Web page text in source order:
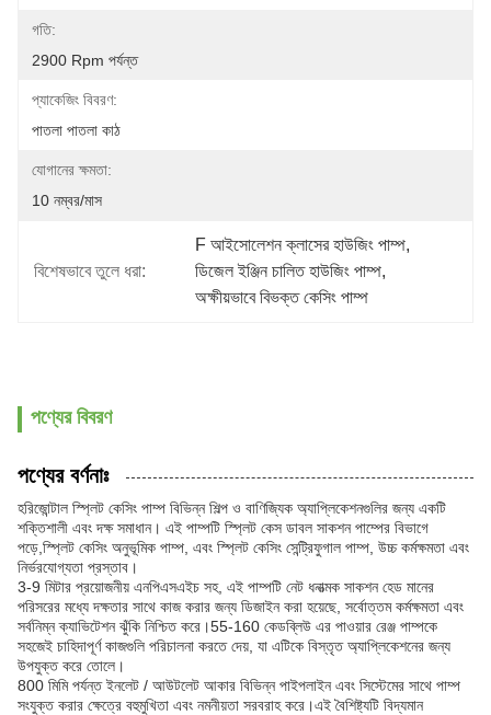
গতি:
2900 Rpm পর্যন্ত
প্যাকেজিং বিবরণ:
পাতলা পাতলা কাঠ
যোগানের ক্ষমতা:
10 নম্বর/মাস
বিশেষভাবে তুলে ধরা:
F আইসোলেশন ক্লাসের হাউজিং পাম্প,
ডিজেল ইঞ্জিন চালিত হাউজিং পাম্প,
অক্ষীয়ভাবে বিভক্ত কেসিং পাম্প
পণ্যের বিবরণ
পণ্যের বর্ণনাঃ
হরিজোন্টাল স্প্লিট কেসিং পাম্প বিভিন্ন শিল্প ও বাণিজ্যিক অ্যাপ্লিকেশনগুলির জন্য একটি
শক্তিশালী এবং দক্ষ সমাধান। এই পাম্পটি স্প্লিট কেস ডাবল সাকশন পাম্পের বিভাগে
পড়ে,স্প্লিট কেসিং অনুভূমিক পাম্প, এবং স্প্লিট কেসিং সেন্ট্রিফুগাল পাম্প, উচ্চ কর্মক্ষমতা এবং
নির্ভরযোগ্যতা প্রস্তাব।
3-9 মিটার প্রয়োজনীয় এনপিএসএইচ সহ, এই পাম্পটি নেট ধনাত্মক সাকশন হেড মানের
পরিসরের মধ্যে দক্ষতার সাথে কাজ করার জন্য ডিজাইন করা হয়েছে, সর্বোত্তম কর্মক্ষমতা এবং
সর্বনিম্ন ক্যাভিটেশন ঝুঁকি নিশ্চিত করে।55-160 কেডব্লিউ এর পাওয়ার রেঞ্জ পাম্পকে
সহজেই চাহিদাপূর্ণ কাজগুলি পরিচালনা করতে দেয়, যা এটিকে বিস্তৃত অ্যাপ্লিকেশনের জন্য
উপযুক্ত করে তোলে।
800 মিমি পর্যন্ত ইনলেট / আউটলেট আকার বিভিন্ন পাইপলাইন এবং সিস্টেমের সাথে পাম্প
সংযুক্ত করার ক্ষেত্রে বহুমুখিতা এবং নমনীয়তা সরবরাহ করে।এই বৈশিষ্ট্যটি বিদ্যমান